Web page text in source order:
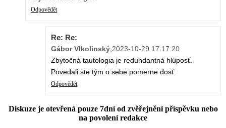
Odpovědět
Re: Re:
Gábor Vlkolinský,2023-10-29 17:17:20
Zbytočná tautologia je redundantná hlúposť.
Povedali ste tým o sebe pomerne dosť.
Odpovědět
Diskuze je otevřená pouze 7dní od zvěřejnění příspěvku nebo
na povolení redakce